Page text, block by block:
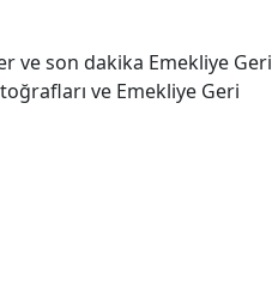
ve son dakika Emekliye Geri
ve Emekliye Geri